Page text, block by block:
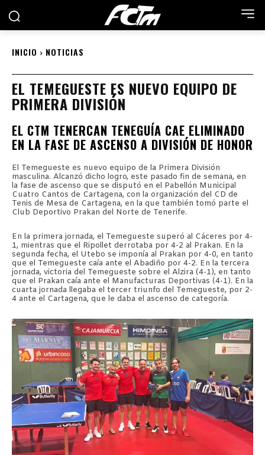
INICIO NOTICIAS
EL TEMEGUESTE ES NUEVO EQUIPO DE
PRIMERA DIVISIÓN
EL CTM TENERCAN TENEGUÍA CAE ELIMINADO
EN LA FASE DE ASCENSO A DIVISIÓN DE HONOR
El Temegueste es nuevo equipo de la Primera División
masculina. Alcanzó dicho logro, este pasado fin de semana, en
la fase de ascenso que se disputó en el Pabellón Municipal
Cuatro Cantos de Cartagena, con la organización del CD de
Tenis de Mesa de Cartagena, en la que también tomó parte el
Club Deportivo Prakan del Norte de Tenerife.
En la primera jornada, el Temegueste superó al Cáceres por 4-
1, mientras que el Ripollet derrotaba por 4-2 al Prakan. En la
segunda fecha, el Utebo se imponía al Prakan por 4-0, en tanto
que el Temegueste caía ante el Abadiño por 4-2. En la tercera
jornada, victoria del Temegueste sobre el Alzira (4-1), en tanto
que el Prakan caía ante el Manufacturas Deportivas (4-1). En la
cuarta jornada llegaba el tercer triunfo del Temegueste, por 2-
4 ante el Cartagena, que le daba el ascenso de categoría.